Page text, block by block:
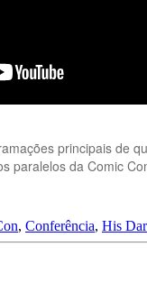
principais de
paralelos da Comic
, Conferência, His